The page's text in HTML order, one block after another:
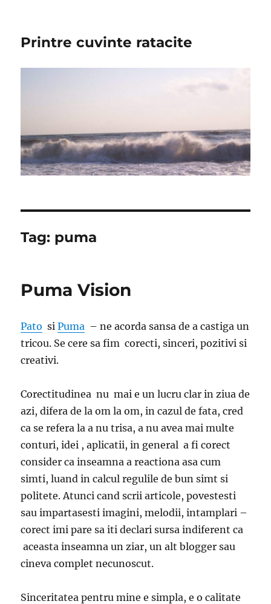
Printre cuvinte ratacite
Tag: puma
Puma Vision
Pato siPuma – ne acorda sansa de a castiga un
tricou. Se cere sa fim corecti, sinceri, pozitivi si
creativi.
Corectitudinea nu mai e un lucru clar in ziua de
azi, difera de la om la om, in cazul de fata, cred
ca se refera la a nu trisa, a nu avea mai multe
conturi, idei , aplicatii, in general a fi corect
consider ca inseamna a reactiona asa cum
simti, luand in calcul regulile de bun simt si
politete. Atunci cand scrii articole, povestesti
sau impartasesti imagini, melodii, intamplari –
corect imi pare sa iti declari sursa indiferent ca
aceasta inseamna un ziar, un alt blogger sau
cineva complet necunoscut.
Sinceritatea pentru mine e simpla, e o calitate